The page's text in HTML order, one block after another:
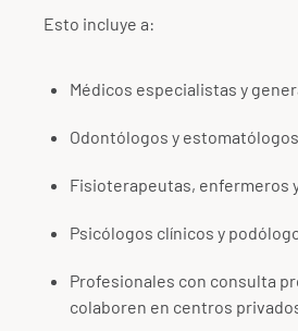
Esto incluye a:
Médicos especialistas y
Odontólogos y estomatólogos.
Fisioterapeutas, enfermeros
Psicólogos clínicos y
Profesionales con consulta
colaboren en centros